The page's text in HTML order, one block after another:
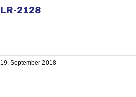
LR-2128
19. September 2018